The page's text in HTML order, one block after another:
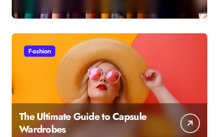
Fashion
The Ultimate Guide to Capsule
Wardrobes